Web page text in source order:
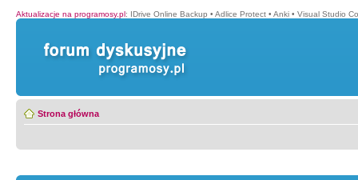
Aktualizacje na programosy.pl: IDrive Online Backup • Adlice Protect • Anki • Visual Studio
Strona główna